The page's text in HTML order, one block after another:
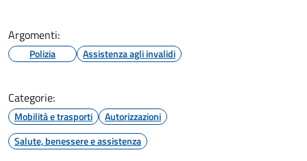
Argomenti:
Polizia Assistenza agli invalidi
Categorie:
Mobilità e trasporti
Autorizzazioni
Salute, benessere e assistenza